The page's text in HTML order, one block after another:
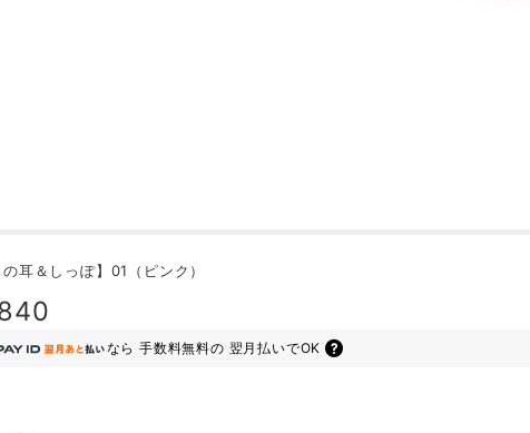
の耳＆しっぽ】01（ピンク）
なら 手数料無料の 翌月払いでOK